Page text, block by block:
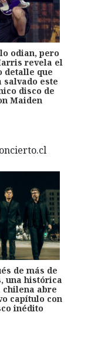
odian, pero
revela el
detalle que
salvado este
disco de
Maiden
de más de
una histórica
chilena abre
capítulo con
inédito